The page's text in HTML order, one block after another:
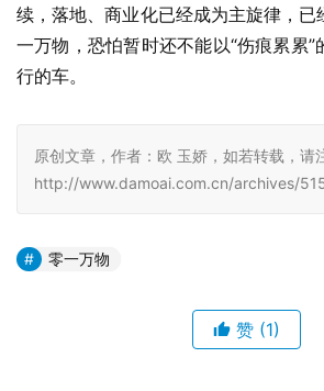
续，落地、商业化已经成为主旋律，已
一万物，恐怕暂时还不能以“伤痕累累
行的车。
原创文章，作者：欧 玉娇，如若转载，请
http://www.damoai.com.cn/archives/
零一万物
赞 (1)